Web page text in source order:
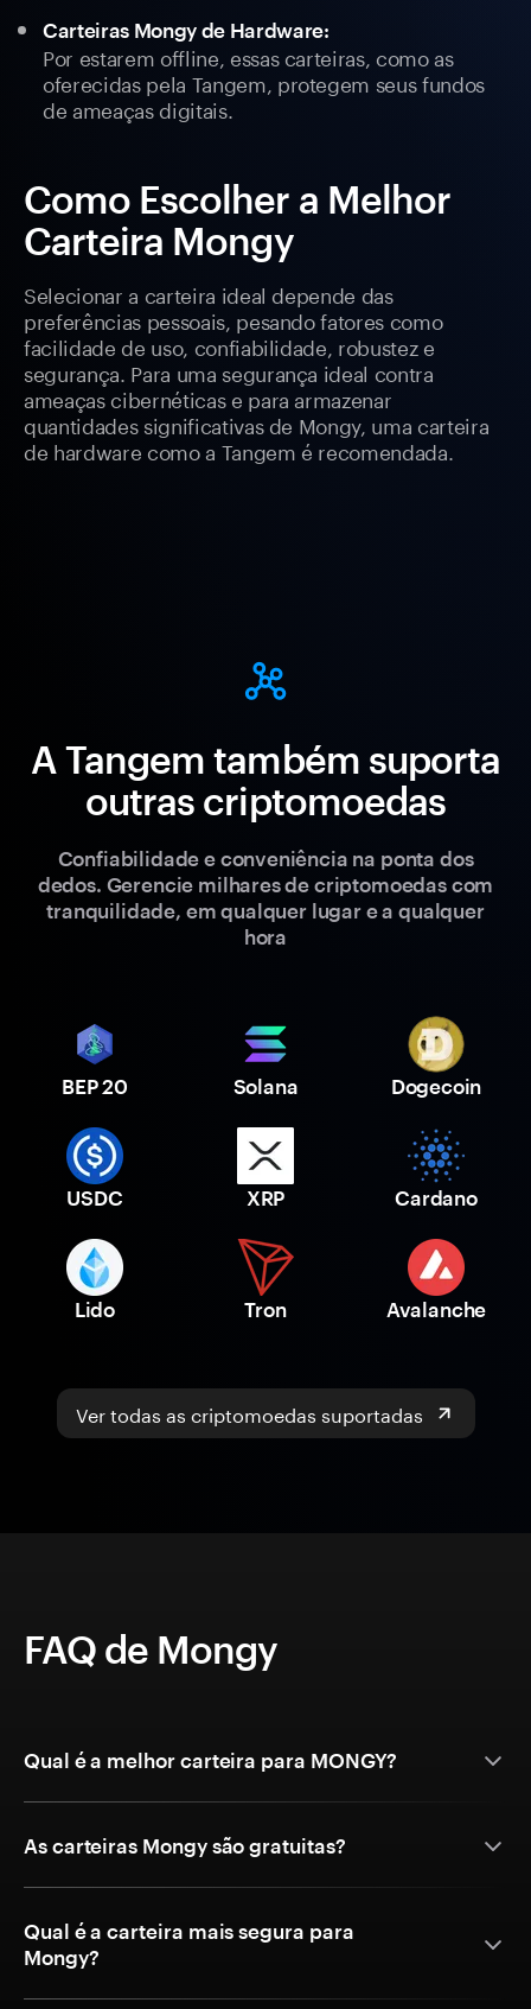
Carteiras Mongy de Hardware:
Por estarem offline, essas carteiras, como as
oferecidas pela Tangem, protegem seus fundos
de ameaças digitais.
Como Escolher a Melhor
Carteira Mongy
Selecionar a carteira ideal depende das
preferências pessoais, pesando fatores como
facilidade de uso, confiabilidade, robustez e
segurança. Para uma segurança ideal contra
ameaças cibernéticas e para armazenar
quantidades significativas de Mongy, uma carteira
de hardware como a Tangem é recomendada.
A Tangem também suporta
outras criptomoedas
Confiabilidade e conveniência na ponta dos
dedos. Gerencie milhares de criptomoedas com
tranquilidade, em qualquer lugar e a qualquer
hora
BEP 20 Solana Dogecoin
USDC XRP Cardano
Lido Tron Avalanche
Ver todas as criptomoedas suportadas
FAQ de Mongy
Qual é a melhor carteira para MONGY?
As carteiras Mongy são gratuitas?
Qual é a carteira mais segura para
Mongy?